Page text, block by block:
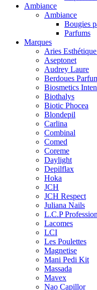
Ambiance
Ambiance
Bougies
Parfums
Marques
Aries
Aseptonet
Audrey Laure
Berdoues
Biosmetics
Biothalys
Biotic Phocea
Blondepil
Carlina
Combinal
Comed
Coreme
Daylight
Depilflax
Hoka
JCH
JCH Respect
Juliana Nails
L.C.P
Lacomes
LCI
Les Poulettes
Magnetise
Mani Pedi Kit
Massada
Mavex
Nao Capillor